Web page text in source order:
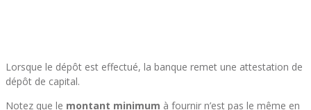
Lorsque le dépôt est effectué, la banque remet une attestation de
dépôt de capital.
Notez que le montant minimum à fournir n’est pas le même en